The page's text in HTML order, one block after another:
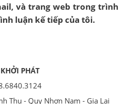
và trang web trong trình
luận kế tiếp của tôi.
PHÁT
Thụ - Quy Nhơn Nam - Gia Lai